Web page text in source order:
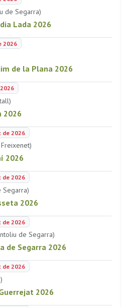
de Segarra)
Lada 2026
2026
de la Plana 2026
2026
de 2026
2026
de 2026
Segarra)
2026
de 2026
de Segarra)
de Segarra 2026
de 2026
2026